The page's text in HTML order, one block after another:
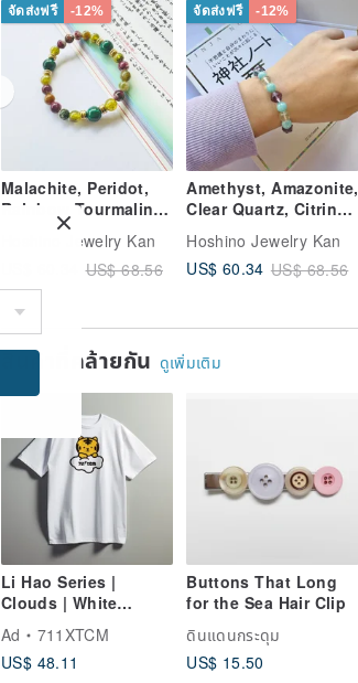
จัดส่งฟรี -12%
Malachite, Peridot,
Rainbow Tourmaline,
New Year, Natural
Crystal, Mineral
Stone, Gift, Direct
from Japan
Hoshino Jewelry Kan
US$ 68.56
จัดส่งฟรี -12%
Amethyst, Amazonite,
Clear Quartz, Citrine,
New Year, Natural
Crystal, Handmade,
Gift, Direct from
Hoshino Jewelry Kan
US$ 60.34 US$ 68.56
สินค้าที่คล้ายกัน ดูเพิ่มเติม
Li Hao Series |
Clouds | White
Printed T-Shirt
Ad
711XTCM
US$ 48.11
Buttons That Long
for the Sea Hair Clip
ดินแดนกระดุม
US$ 15.50